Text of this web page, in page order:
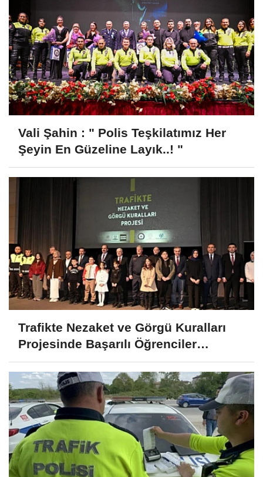
Vali Şahin : " Polis Teşkilatımız Her
Şeyin En Güzeline Layık..! "
Trafikte Nezaket ve Görgü Kuralları
Projesinde Başarılı Öğrenciler
Ödüllendirildi